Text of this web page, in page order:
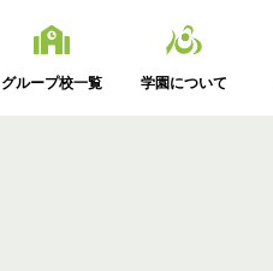
グループ校一覧 学園について